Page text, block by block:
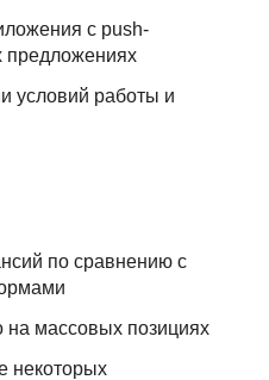
с push-
предложениях
условий работы и
по сравнению с
массовых позициях
некоторых